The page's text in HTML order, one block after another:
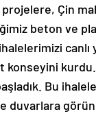
projelere, Çin
beton ve
konseyini
Bu